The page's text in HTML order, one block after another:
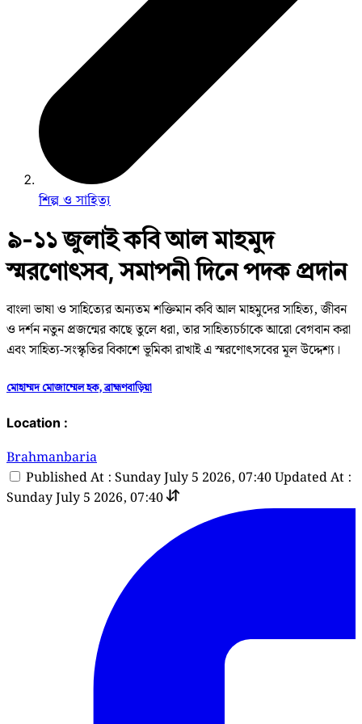
শিল্প ও সাহিত্য
৯-১১ জুলাই কবি আল মাহমুদ
স্মরণোৎসব, সমাপনী দিনে পদক প্রদান
বাংলা ভাষা ও সাহিত্যের অন্যতম শক্তিমান কবি আল মাহমুদের সাহিত্য, জীবন
ও দর্শন নতুন প্রজন্মের কাছে তুলে ধরা, তার সাহিত্যচর্চাকে আরো বেগবান করা
এবং সাহিত্য-সংস্কৃতির বিকাশে ভূমিকা রাখাই এ স্মরণোৎসবের মূল উদ্দেশ্য।
মোহাম্মদ মোজাম্মেল হক, ব্রাহ্মণবাড়িয়া
Location :
Brahmanbaria
Published At : Sunday July 5 2026, 07:40Updated At :
Sunday July 5 2026, 07:40